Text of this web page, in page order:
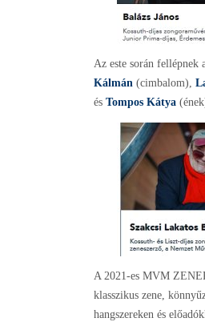
Az este során fellépnek
Kálmán (cimbalom),
és Tompos Kátya
A 2021-es MVM
klasszikus zene,
hangszereken és